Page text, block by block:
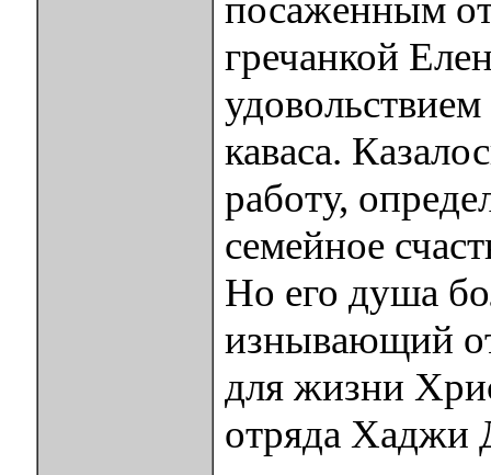
посаженным
гречанкой
каваса.
работу,
семейное
Но его душа
изнывающий
для жизни
отряда Хаджи